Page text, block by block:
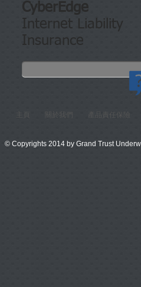
CyberEdge
Internet Liability
Insurance
關於我們 產品責任保險
© Copyrights 2014 by Grand Trust